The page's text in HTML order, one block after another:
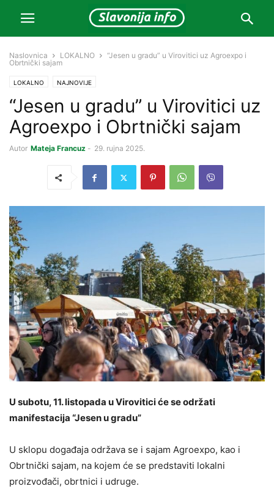
Naslovnica LOKALNO
“Jesen u gradu” u Virovitici uz Agroexpo i
Obrtnički sajam
LOKALNO NAJNOVIJE
“Jesen u gradu” u Virovitici uz
Agroexpo i Obrtnički sajam
Autor Mateja Francuz - 29. rujna 2025.
U subotu, 11. listopada u Virovitici će se održati
manifestacija “Jesen u gradu”
U sklopu događaja održava se i sajam Agroexpo, kao i
Obrtnički sajam, na kojem će se predstaviti lokalni
proizvođači, obrtnici i udruge.